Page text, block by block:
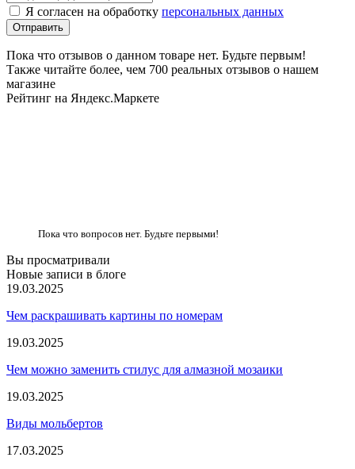
Я согласен на обработку персональных данных
Пока что отзывов о данном товаре нет. Будьте первым!
Также читайте более, чем 700 реальных отзывов о нашем
магазине
Рейтинг на Яндекс.Маркете
Пока что вопросов нет. Будьте первыми!
Вы просматривали
Новые записи в блоге
19.03.2025
Чем раскрашивать картины по номерам
19.03.2025
Чем можно заменить стилус для алмазной мозаики
19.03.2025
Виды мольбертов
17.03.2025